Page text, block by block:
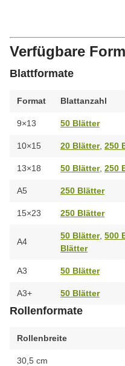
Verfügbare
Blattformate
Format Blattanzahl
9×13 50 Blätter
10×15 20 Blätter, 250
13×18 50 Blätter, 250
A5 250 Blätter
15×23 250 Blätter
A4
50 Blätter, 500
Blätter
A3 50 Blätter
A3+ 50 Blätter
Rollenformate
Rollenbreite
30,5 cm